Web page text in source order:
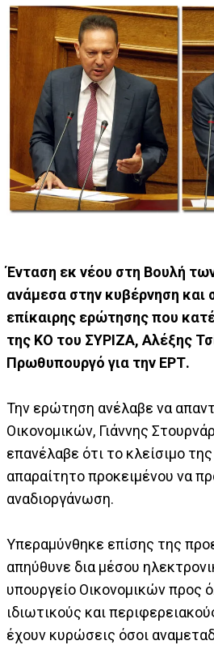
Ένταση εκ νέου στη Βουλή
ανάμεσα στην κυβέρνηση και
επίκαιρης ερώτησης που
της ΚΟ του ΣΥΡΙΖΑ, Αλέξης
Πρωθυπουργό για την ΕΡΤ.
Την ερώτηση ανέλαβε να
Οικονομικών, Γιάννης
επανέλαβε ότι το κλείσιμο
απαραίτητο προκειμένου να
αναδιοργάνωση.
Υπεραμύνθηκε επίσης της
απηύθυνε δια μέσου
υπουργείο Οικονομικών προς
ιδιωτικούς και
έχουν κυρώσεις όσοι